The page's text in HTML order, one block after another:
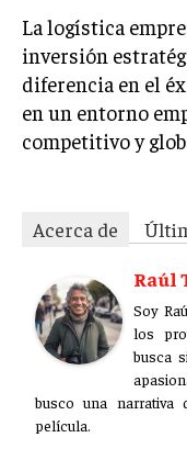
busco una narrativa
película.
Aparece en
Infórmate aquí.
La logística
inversión
diferencia en el
en un entorno
competitivo y
Acerca de
Raúl
Soy
los
busca
busco una narrativa
película.